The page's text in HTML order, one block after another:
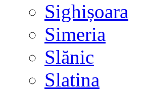
Sighișoara
Simeria
Slănic
Slatina